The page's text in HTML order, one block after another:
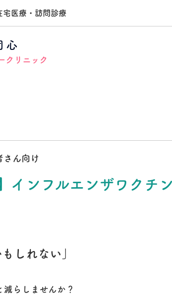
医療・訪問診療
心
クリニック
訪問介護
- 坂の上ガ
本部
医院 坂の上訪
ョン事業所 坂の上訪
取り組み
[新卒採
さん向け
インフルエンザワクチ
しれない」
減らしませんか？